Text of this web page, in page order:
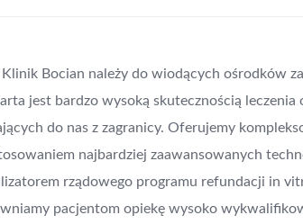
Bocian należy do wiodących ośrodków
jest bardzo wysoką skutecznością
do nas z zagranicy. Oferujemy
najbardziej zaawansowanych
rządowego programu refundacji in
pacjentom opiekę wysoko